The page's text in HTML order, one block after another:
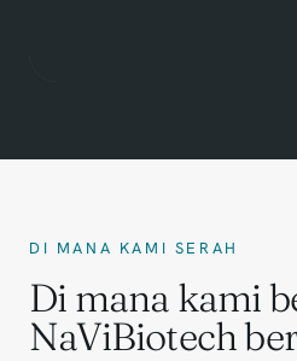
DI MANA KAMI SERAH
Di mana kami
NaViBiotech